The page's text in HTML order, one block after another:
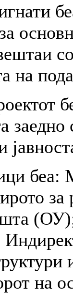
на
заедно
беа:
за
на